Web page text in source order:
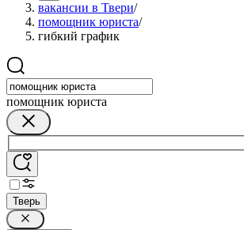
вакансии в Твери/
помощник юриста/
гибкий график
помощник юриста
Тверь